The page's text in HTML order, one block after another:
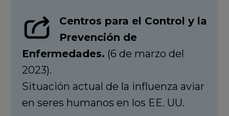
Centros para el Control y la
Prevención de
Enfermedades. (6 de marzo del
2023).
Situación actual de la influenza aviar
en seres humanos en los EE. UU.